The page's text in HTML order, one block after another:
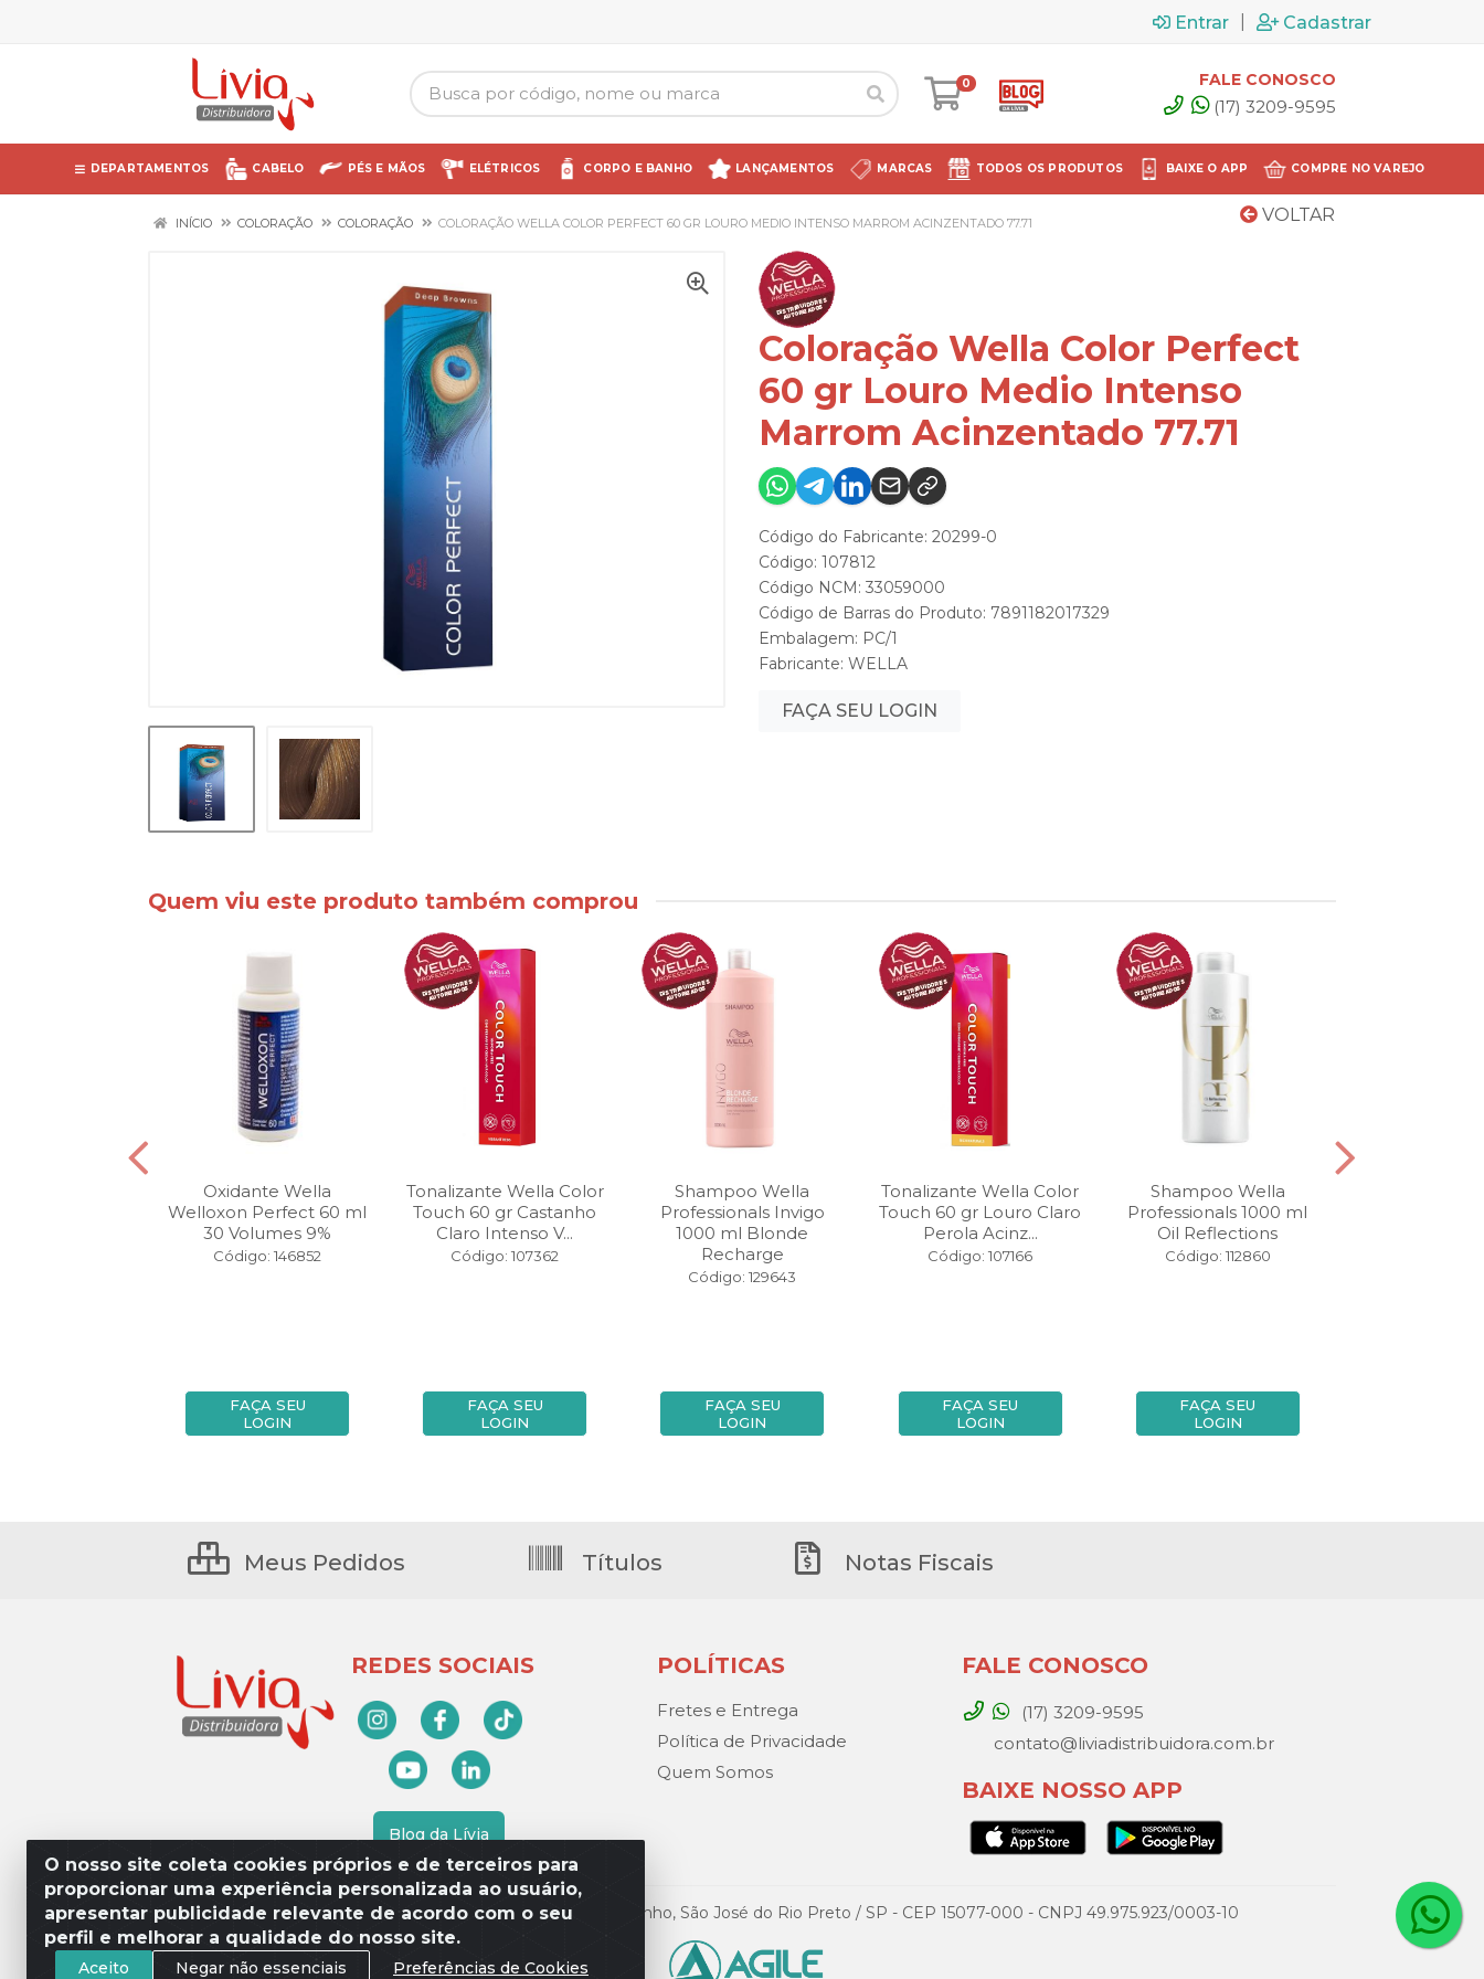
Entrar Cadastrar
0 FALE CONOSCO
(17) 3209-9595
DEPARTAMENTOS CABELO PÉS E MÃOS ELÉTRICOS CORPO E BANHO LANÇAMENTOS MARCAS TODOS OS PRODUTOS BAIXE O APP COMPRE NO VAREJO
VOLTAR
INÍCIO COLORAÇÃO COLORAÇÃO COLORAÇÃO WELLA COLOR PERFECT 60 GR LOURO MEDIO INTENSO MARROM ACINZENTADO 77.71
Coloração Wella Color Perfect
60 gr Louro Medio Intenso
Marrom Acinzentado 77.71
Código do Fabricante: 20299-0
Código: 107812
Código NCM: 33059000
Código de Barras do Produto: 7891182017329
Embalagem: PC/1
Fabricante: WELLA
FAÇA SEU LOGIN
Quem viu este produto também comprou
Oxidante Wella
Welloxon Perfect 60 ml
30 Volumes 9%
Código: 146852
FAÇA SEU
LOGIN
Tonalizante Wella Color
Touch 60 gr Castanho
Claro Intenso V...
Código: 107362
FAÇA SEU
LOGIN
Shampoo Wella
Professionals Invigo
1000 ml Blonde
Recharge
Código: 129643
FAÇA SEU
LOGIN
Tonalizante Wella Color
Touch 60 gr Louro Claro
Perola Acinz...
Código: 107166
FAÇA SEU
LOGIN
Shampoo Wella
Professionals 1000 ml
Oil Reflections
Código: 112860
FAÇA SEU
LOGIN
O nosso site coleta cookies próprios e de terceiros para
proporcionar uma experiência personalizada ao usuário,
apresentar publicidade relevante de acordo com o seu
perfil e melhorar a qualidade do nosso site.
Aceito Negar não essenciais Preferências de Cookies
Meus Pedidos Títulos Notas Fiscais
REDES SOCIAIS
Blog da Lívia
POLÍTICAS
Fretes e Entrega
Política de Privacidade
Quem Somos
FALE CONOSCO
(17) 3209-9595
contato@liviadistribuidora.com.br
BAIXE NOSSO APP
Lívia Distribuidora - Av. Percy Gandini, 329 – Vila Toninho, São José do Rio Preto / SP - CEP 15077-000 - CNPJ 49.975.923/0003-10